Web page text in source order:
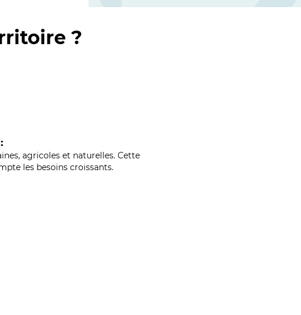
?
agricoles et naturelles. Cette
les besoins croissants.